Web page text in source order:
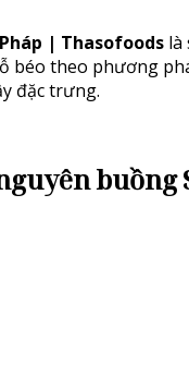
| Thasofoods là
béo theo phương
đặc trưng.
buồng